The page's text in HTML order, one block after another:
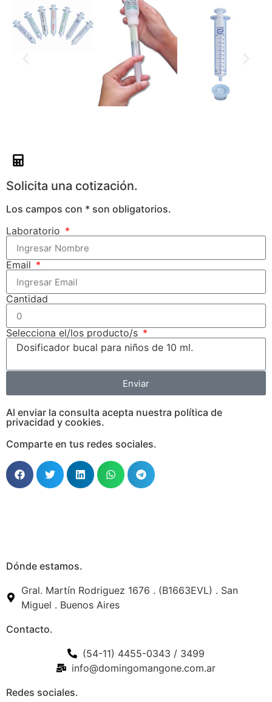
Solicita una cotización.
Los campos con * son obligatorios.
Laboratorio
Email
Cantidad
Selecciona el/los producto/s
Enviar
Al enviar la consulta acepta nuestra política de
privacidad y cookies.
Comparte en tus redes sociales.
Dónde estamos.
Gral. Martín Rodriguez 1676 . (B1663EVL) . San
Miguel . Buenos Aires
Contacto.
(54-11) 4455-0343 / 3499
info@domingomangone.com.ar
Redes sociales.